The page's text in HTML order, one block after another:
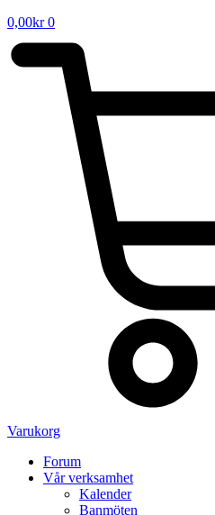
0,00kr 0
Varukorg
Forum
Vår verksamhet
Kalender
Banmöten